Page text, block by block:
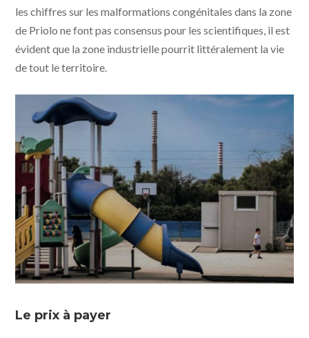
les chiffres sur les malformations congénitales dans la zone
de Priolo ne font pas consensus pour les scientifiques, il est
évident que la zone industrielle pourrit littéralement la vie
de tout le territoire.
PRODUCTIONS, GINKO FILMS
Le prix à payer